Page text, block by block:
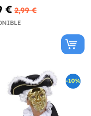
€ 2,99 €
-10%